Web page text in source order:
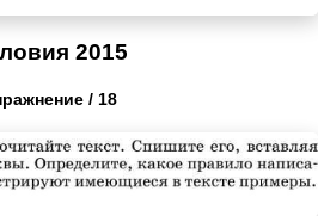
2015
/ 18